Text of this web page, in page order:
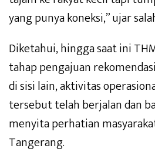
yang punya koneksi,” ujar
Diketahui, hingga saat ini
tahap pengajuan
di sisi lain, aktivitas
tersebut telah berjalan dan
menyita perhatian
Tangerang.